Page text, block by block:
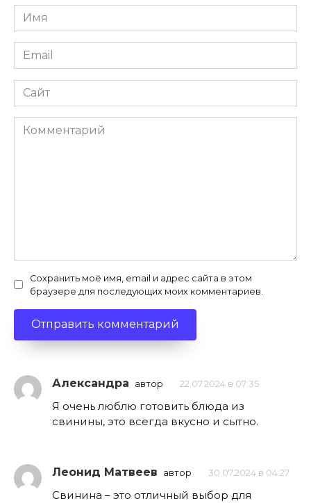
Имя
*
Email
*
Сайт
Комментарий
Сохранить моё имя, email и адрес сайта в этом
браузере для последующих моих комментариев.
Александра автор 22.07.2024 в 07:35
Я очень люблю готовить блюда из
свинины, это всегда вкусно и сытно.
Леонид Матвеев автор 30.07.2024 в 04:27
Свинина – это отличный выбор для